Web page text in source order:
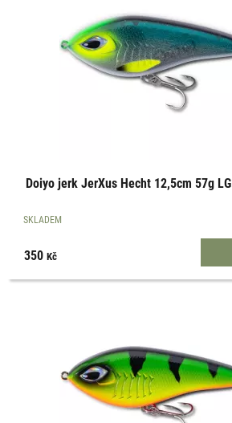
Doiyo jerk JerXus Hecht 12,5cm 57g LG
SKLADEM
350Kč